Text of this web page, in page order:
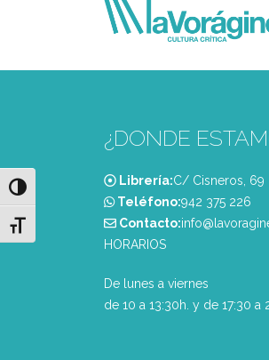
Alternar alto contraste
Alternar tamaño de letra
¿DONDE
Librería:C/ Cisneros, 69
Teléfono:‭942 375 226‬
Contacto:
HORARIOS
De lunes a viernes
de 10 a 13:30h. y de 17:30 a